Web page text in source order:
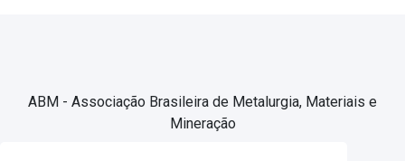
ABM - Associação Brasileira de Metalurgia, Materiais e
Mineração